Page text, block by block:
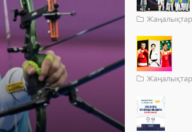
Жаңалықтар
Жаңалықтар